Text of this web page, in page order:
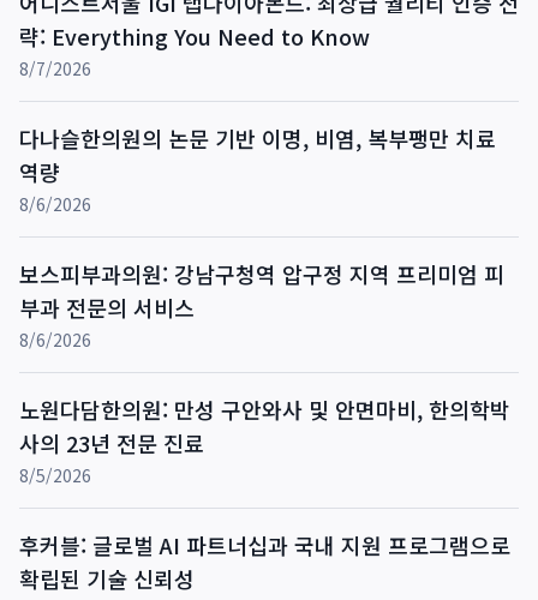
략: Everything You Need to Know
8/7/2026
다나슬한의원의 논문 기반 이명, 비염, 복부팽만 치료
역량
8/6/2026
보스피부과의원: 강남구청역 압구정 지역 프리미엄 피
부과 전문의 서비스
8/6/2026
노원다담한의원: 만성 구안와사 및 안면마비, 한의학박
사의 23년 전문 진료
8/5/2026
후커블: 글로벌 AI 파트너십과 국내 지원 프로그램으로
확립된 기술 신뢰성